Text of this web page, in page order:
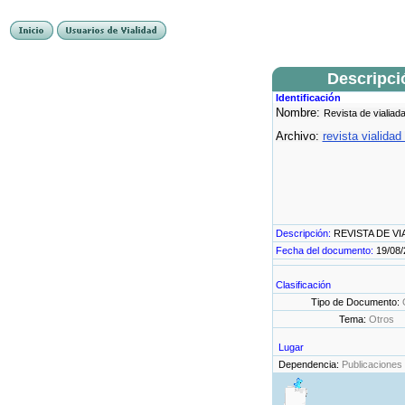
Identificación
Nombre: Revista de
Archivo: revista vialidad
Descripción: REVISTA DE
Fecha del documento: 19/
Clasificación
Tipo de Documento:
Tema: Otros
Lugar
Dependencia: Publicaciones